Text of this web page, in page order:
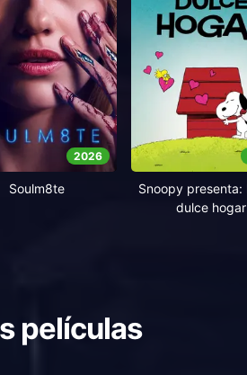
2026
Soulm8te
Snoopy presenta:
dulce hogar
películas